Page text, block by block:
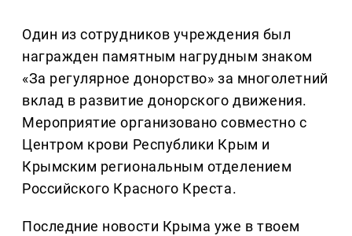
Один из сотрудников учреждения был
награжден памятным нагрудным знаком
«За регулярное донорство» за многолетний
вклад в развитие донорского движения.
Мероприятие организовано совместно с
Центром крови Республики Крым и
Крымским региональным отделением
Российского Красного Креста.
Последние новости Крыма уже в твоем